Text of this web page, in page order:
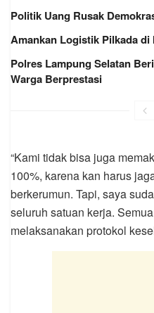
Politik Uang Rusak
Amankan Logistik Pilkada di
Polres Lampung Selatan
Warga Berprestasi
“Kami tidak bisa juga
100%, karena kan harus
berkerumun. Tapi, saya
seluruh satuan kerja.
melaksanakan protokol